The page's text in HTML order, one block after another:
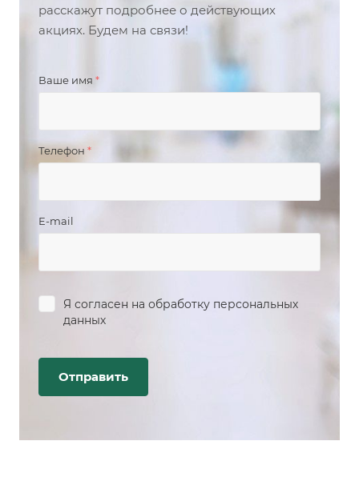
расскажут подробнее о действующих
акциях. Будем на связи!
Ваше имя *
Телефон *
E-mail
Я согласен на обработку персональных
данных